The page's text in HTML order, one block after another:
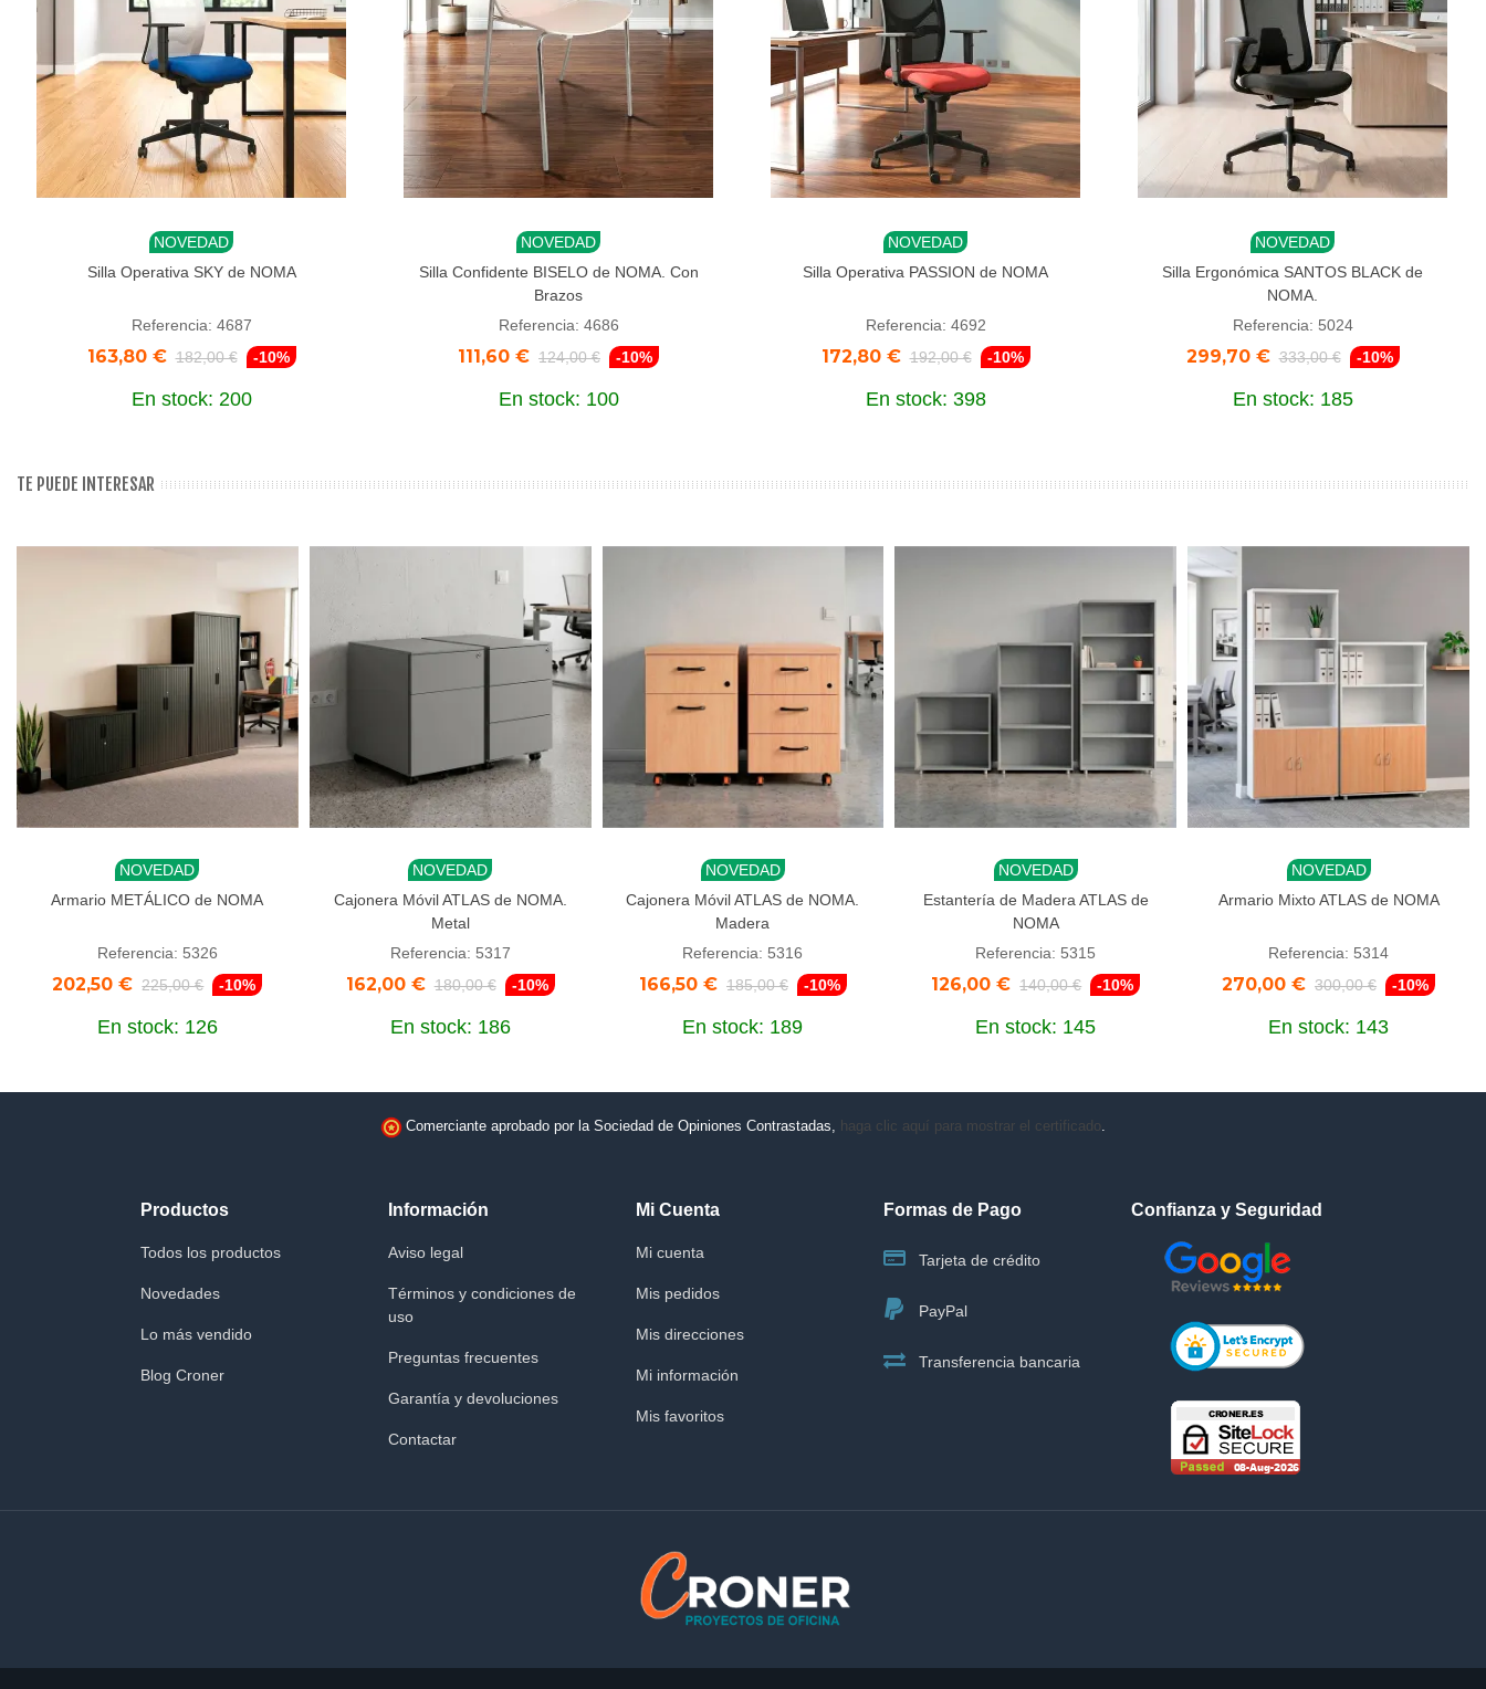
Añadir al carrito
NOVEDAD
Silla Operativa SKY de NOMA
Referencia: 4687
163,80 € 182,00 € -10%
En stock: 200
Añadir al carrito
NOVEDAD
Silla Confidente BISELO de NOMA. Con
Brazos
Referencia: 4686
111,60 € 124,00 € -10%
En stock: 100
Añadir al carrito
NOVEDAD
Silla Operativa PASSION de NOMA
Referencia: 4692
172,80 € 192,00 € -10%
En stock: 398
Añadir al carrito
NOVEDAD
Silla Ergonómica SANTOS BLACK de
NOMA.
Referencia: 5024
299,70 € 333,00 € -10%
En stock: 185
TE PUEDE INTERESAR
Añadir al carrito
NOVEDAD
Armario METÁLICO de NOMA
Referencia: 5326
202,50 € 225,00 € -10%
En stock: 126
Añadir al carrito
NOVEDAD
Cajonera Móvil ATLAS de NOMA.
Metal
Referencia: 5317
162,00 € 180,00 € -10%
En stock: 186
Añadir al carrito
NOVEDAD
Cajonera Móvil ATLAS de NOMA.
Madera
Referencia: 5316
166,50 € 185,00 € -10%
En stock: 189
Añadir al carrito
NOVEDAD
Estantería de Madera ATLAS de
NOMA
Referencia: 5315
126,00 € 140,00 € -10%
En stock: 145
Añadir al carrito
NOVEDAD
Armario Mixto ATLAS de NOMA
Referencia: 5314
270,00 € 300,00 € -10%
En stock: 143
Comerciante aprobado por la Sociedad de Opiniones Contrastadas, haga clic aquí para mostrar el certificado
Productos
Todos los productos
Novedades
Lo más vendido
Blog Croner
Información
Aviso legal
Términos y condiciones de
uso
Preguntas frecuentes
Garantía y devoluciones
Contactar
Mi Cuenta
Mi cuenta
Mis pedidos
Mis direcciones
Mi información
Mis favoritos
Formas de Pago
Tarjeta de crédito
PayPal
Transferencia bancaria
Confianza y Seguridad